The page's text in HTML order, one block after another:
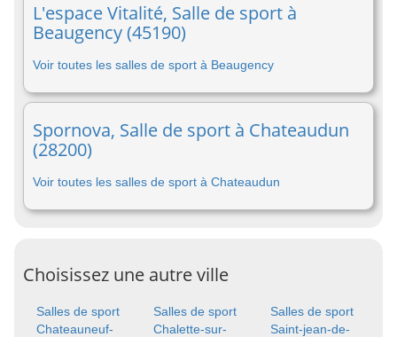
L'espace Vitalité, Salle de sport à
Beaugency (45190)
Voir toutes les salles de sport à Beaugency
Spornova, Salle de sport à Chateaudun
(28200)
Voir toutes les salles de sport à Chateaudun
Choisissez une autre ville
Salles de sport
Chateauneuf-
Salles de sport
Chalette-sur-
Salles de sport
Saint-jean-de-